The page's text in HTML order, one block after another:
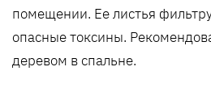
помещении. Ее листья
опасные токсины.
деревом в спальне.